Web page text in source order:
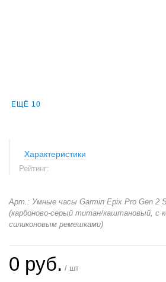
ЕЩЁ 10
Характеристики
Рейтинг:
Арт.: Умные часы Garmin Epix Pro Gen 2
(карбоново-серый титан/каштановый, с
силиконовым ремешками)
0 руб. / шт